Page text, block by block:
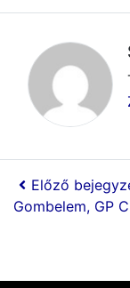
Előző
Gombelem, GP